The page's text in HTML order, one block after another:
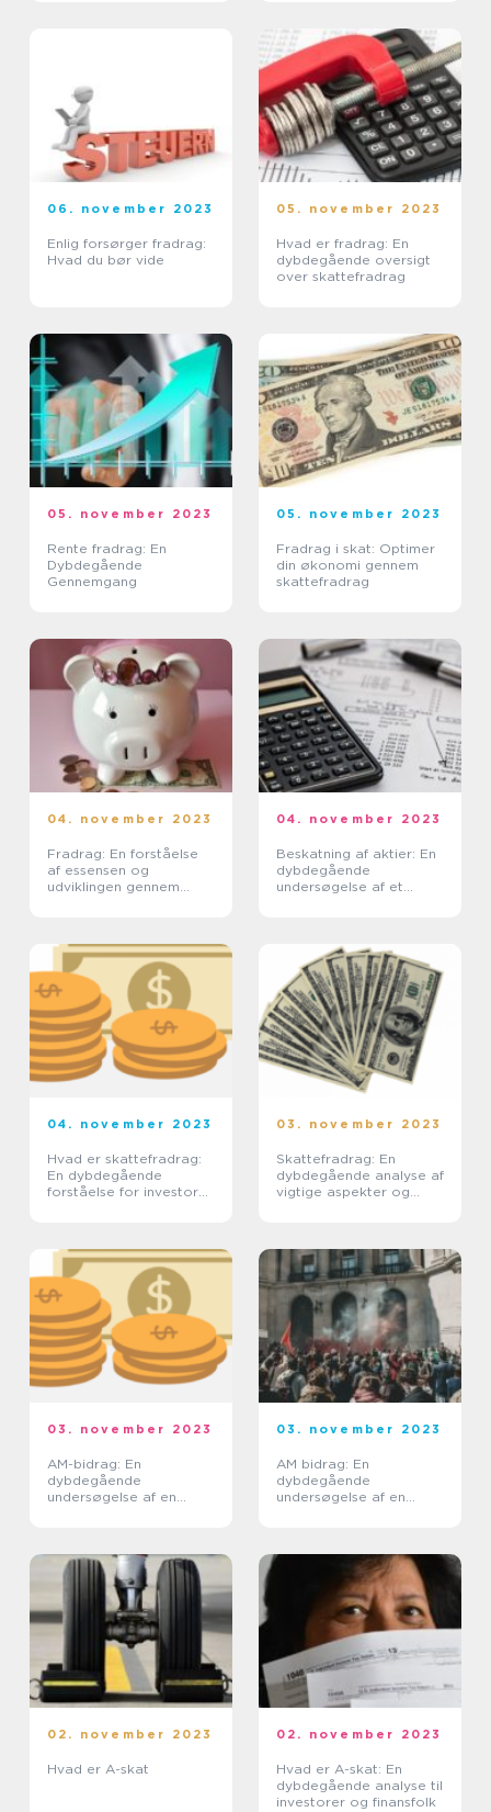
06. november 2023
Enlig forsørger fradrag:
Hvad du bør vide
05. november 2023
Hvad er fradrag: En
dybdegående oversigt
over skattefradrag
05. november 2023
Rente fradrag: En
Dybdegående
Gennemgang
05. november 2023
Fradrag i skat: Optimer
din økonomi gennem
skattefradrag
04. november 2023
Fradrag: En forståelse
af essensen og
udviklingen gennem
04. november 2023
Beskatning af aktier: En
dybdegående
undersøgelse af et
04. november 2023
Hvad er skattefradrag:
En dybdegående
forståelse for investorer
03. november 2023
Skattefradrag: En
dybdegående analyse af
vigtige aspekter og
03. november 2023
AM-bidrag: En
dybdegående
undersøgelse af en
03. november 2023
AM bidrag: En
dybdegående
undersøgelse af en
02. november 2023
Hvad er A-skat
02. november 2023
Hvad er A-skat: En
dybdegående analyse til
investorer og finansfolk